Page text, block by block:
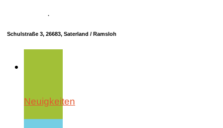
·
Schulstraße 3, 26683, Saterland / Ramsloh
Neuigkeiten